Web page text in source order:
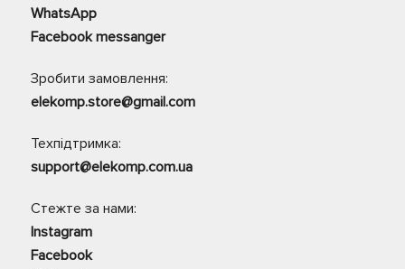
WhatsApp
Facebook messanger
Зробити замовлення:
elekomp.store@gmail.com
Техпідтримка:
support@elekomp.com.ua
Стежте за нами:
Instagram
Facebook